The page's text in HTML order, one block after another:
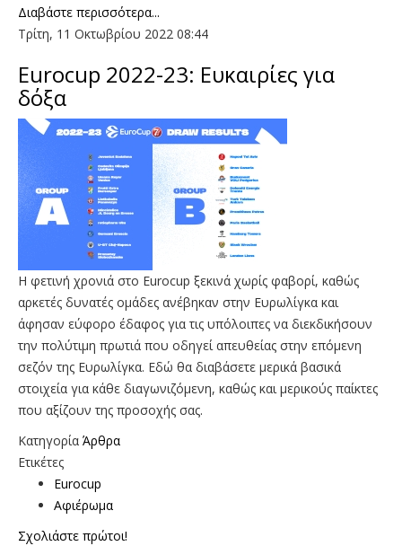
Διαβάστε περισσότερα...
Τρίτη, 11 Οκτωβρίου 2022 08:44
Eurocup 2022-23: Ευκαιρίες για
δόξα
Η φετινή χρονιά στο Eurocup ξεκινά χωρίς φαβορί, καθώς
αρκετές δυνατές ομάδες ανέβηκαν στην Ευρωλίγκα και
άφησαν εύφορο έδαφος για τις υπόλοιπες να διεκδικήσουν
την πολύτιμη πρωτιά που οδηγεί απευθείας στην επόμενη
σεζόν της Ευρωλίγκα. Εδώ θα διαβάσετε μερικά βασικά
στοιχεία για κάθε διαγωνιζόμενη, καθώς και μερικούς παίκτες
που αξίζουν της προσοχής σας.
Κατηγορία Άρθρα
Ετικέτες
Eurocup
Αφιέρωμα
Σχολιάστε πρώτοι!